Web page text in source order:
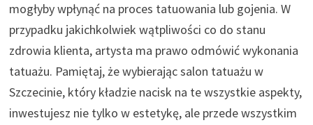
mogłyby wpłynąć na proces tatuowania lub gojenia. W
przypadku jakichkolwiek wątpliwości co do stanu
zdrowia klienta, artysta ma prawo odmówić wykonania
tatuażu. Pamiętaj, że wybierając salon tatuażu w
Szczecinie, który kładzie nacisk na te wszystkie aspekty,
inwestujesz nie tylko w estetykę, ale przede wszystkim